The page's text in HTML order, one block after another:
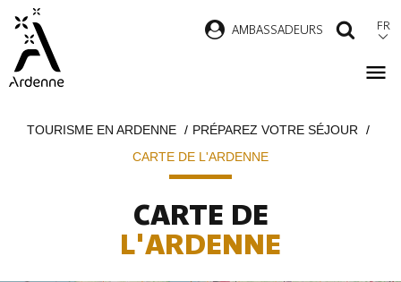
contenu
principal
AMBASSADEURS FR
d'ArianeTOURISME EN ARDENNE
PRÉPAREZ VOTRE SÉJOUR
CARTE DE L'ARDENNE
CARTE DE
L'ARDENNE